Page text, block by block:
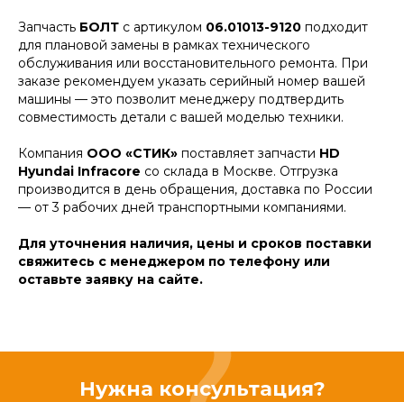
Запчасть БОЛТ с артикулом 06.01013-9120 подходит
для плановой замены в рамках технического
обслуживания или восстановительного ремонта. При
заказе рекомендуем указать серийный номер вашей
машины — это позволит менеджеру подтвердить
совместимость детали с вашей моделью техники.
Компания ООО «СТИК» поставляет запчасти HD
Hyundai Infracore со склада в Москве. Отгрузка
производится в день обращения, доставка по России
— от 3 рабочих дней транспортными компаниями.
Для уточнения наличия, цены и сроков поставки
свяжитесь с менеджером по телефону или
оставьте заявку на сайте.
Нужна консультация?